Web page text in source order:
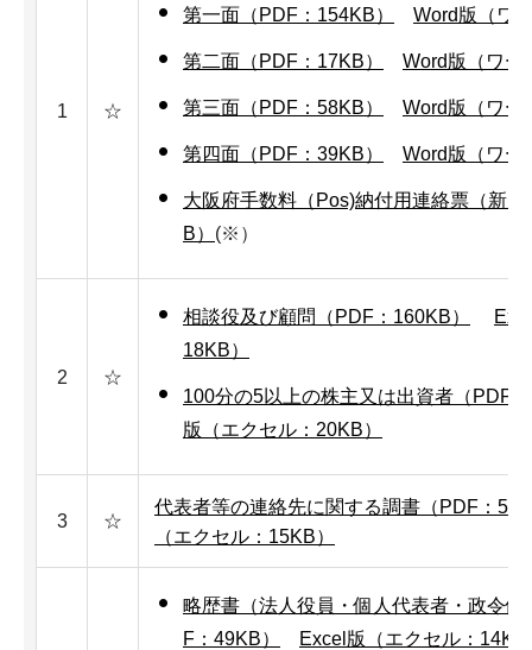
1 ☆
第一面（PDF：154KB）
Word版（ワ
第二面（PDF：17KB） Word版（ワー
第三面（PDF：58KB） Word版（ワー
第四面（PDF：39KB） Word版（ワー
大阪府手数料（Pos)納付用連絡票（新
B） (※）
2 ☆
相談役及び顧問（PDF：160KB）
18KB）
100分の5以上の株主又は出資者（PDF
版（エクセル：20KB）
3 ☆
代表者等の連絡先に関する調書（PDF：
（エクセル：15KB）
略歴書（法人役員・個人代表者・政令使
F：49KB）
Excel版（エクセル：14KB